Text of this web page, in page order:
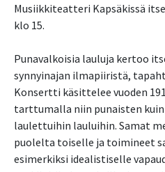
Musiikkiteatteri Kapsäkissä
klo 15.
Punavalkoisia lauluja kertoo
synnyinajan ilmapiiristä,
Konsertti käsittelee vuoden
tarttumalla niin punaisten
laulettuihin lauluihin. Samat
puolelta toiselle ja toimineet
esimerkiksi idealistiselle